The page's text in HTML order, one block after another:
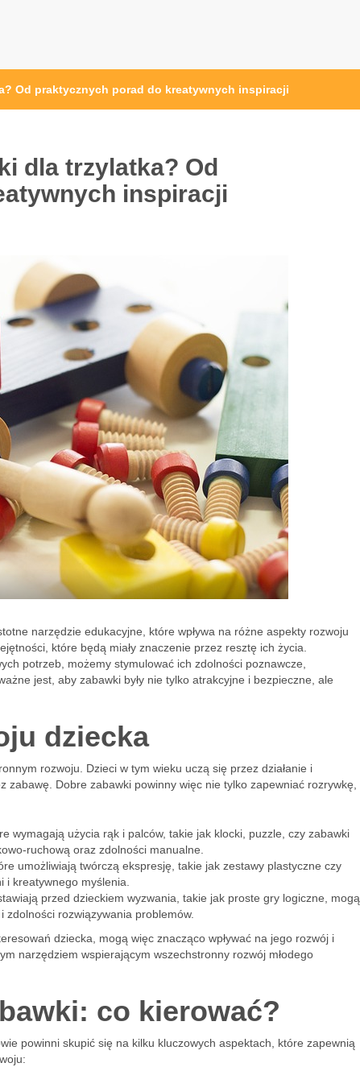
Od praktycznych porad do kreatywnych inspiracji
dla trzylatka? Od
inspiracji
narzędzie edukacyjne, które wpływa na różne aspekty rozwoju
które będą miały znaczenie przez resztę ich życia.
potrzeb, możemy stymulować ich zdolności poznawcze,
jest, aby zabawki były nie tylko atrakcyjne i bezpieczne, ale
dziecka
rozwoju. Dzieci w tym wieku uczą się przez działanie i
Dobre zabawki powinny więc nie tylko zapewniać rozrywkę,
wymagają użycia rąk i palców, takie jak klocki, puzzle, czy zabawki
ruchową oraz zdolności manualne.
umożliwiają twórczą ekspresję, takie jak zestawy plastyczne czy
kreatywnego myślenia.
przed dzieckiem wyzwania, takie jak proste gry logiczne, mogą
rozwiązywania problemów.
dziecka, mogą więc znacząco wpływać na jego rozwój i
narzędziem wspierającym wszechstronny rozwój młodego
co kierować?
powinni skupić się na kilku kluczowych aspektach, które zapewnią